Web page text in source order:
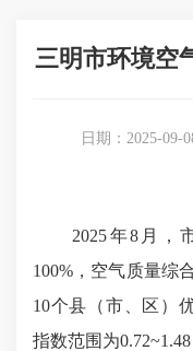
三明市环境空
日期：2025-09-
2025年8月，市
100%，空气质量综
10个县（市、区）
指数范围为